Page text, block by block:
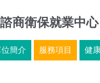
商衛保就業中
簡介 服務項目 健